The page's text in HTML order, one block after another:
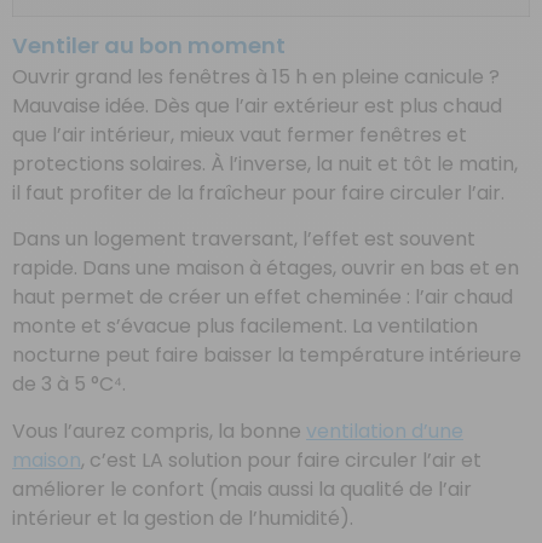
Ventiler au bon moment
Ouvrir grand les fenêtres à 15 h en pleine canicule ?
Mauvaise idée. Dès que l’air extérieur est plus chaud
que l’air intérieur, mieux vaut fermer fenêtres et
protections solaires. À l’inverse, la nuit et tôt le matin,
il faut profiter de la fraîcheur pour faire circuler l’air.
Dans un logement traversant, l’effet est souvent
rapide. Dans une maison à étages, ouvrir en bas et en
haut permet de créer un effet cheminée : l’air chaud
monte et s’évacue plus facilement. La ventilation
nocturne peut faire baisser la température intérieure
de 3 à 5 °C⁴.
Vous l’aurez compris, la bonne ventilation d’une
maison, c’est LA solution pour faire circuler l’air et
améliorer le confort (mais aussi la qualité de l’air
intérieur et la gestion de l’humidité).